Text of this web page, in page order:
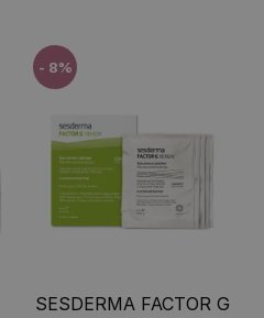
SESDERMA FACTOR G
- 8%